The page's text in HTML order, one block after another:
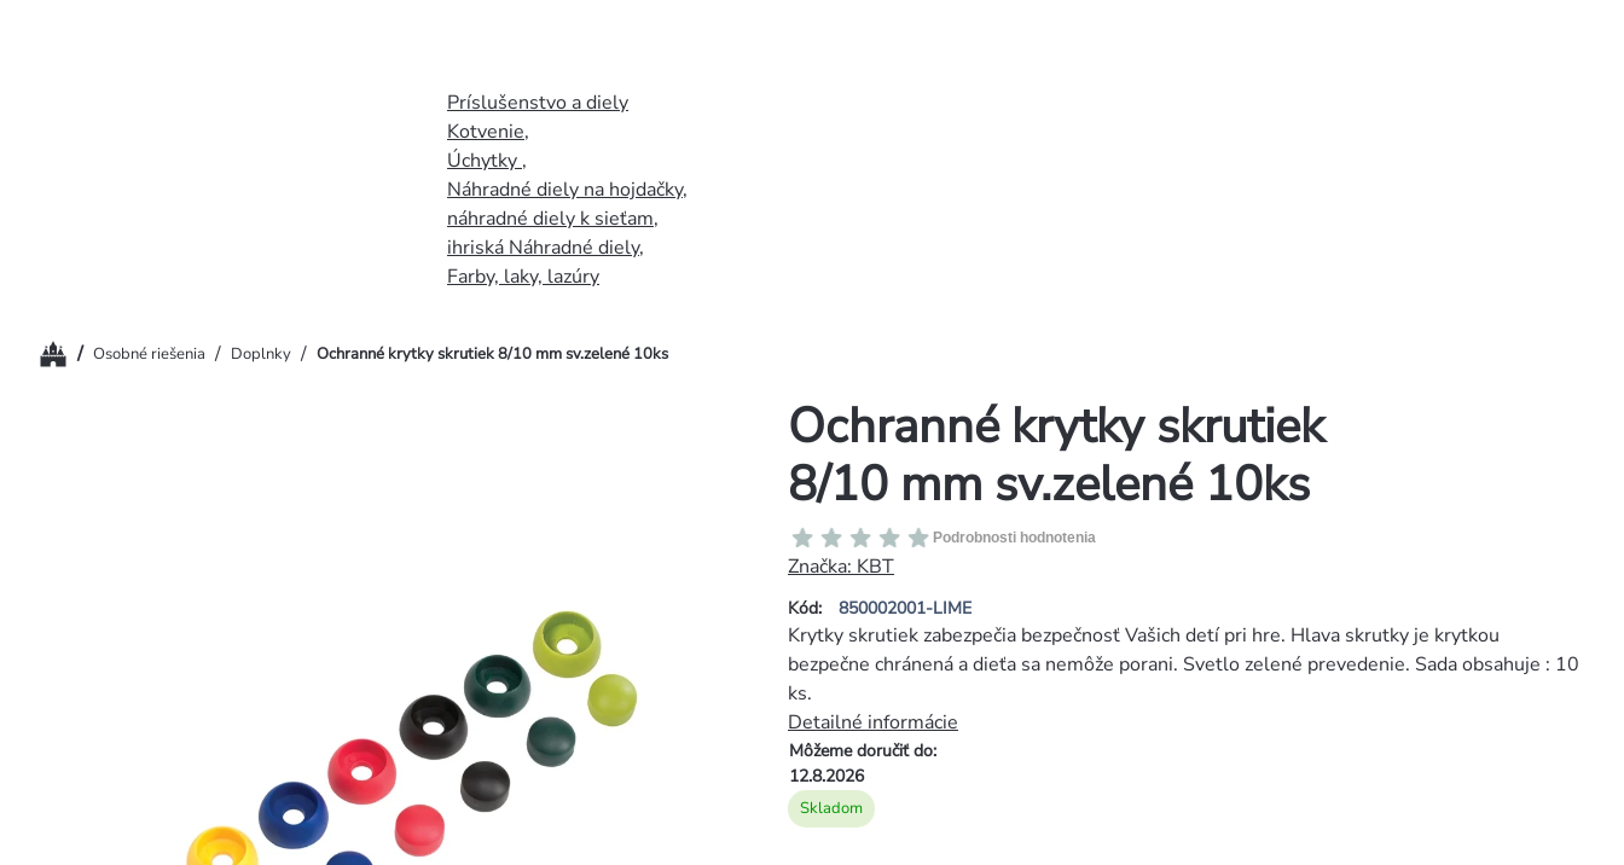
Príslušenstvo a diely
Kotvenie,
Úchytky ,
Náhradné diely na hojdačky,
náhradné diely k sieťam,
ihriská Náhradné diely,
Farby, laky, lazúry
Domov
/ Osobné riešenia / Doplnky / Ochranné krytky skrutiek 8/10 mm sv.zelené 10ks
Ochranné krytky skrutiek
8/10 mm sv.zelené 10ks
Kód: 850002001-LIME
Priemerné
hodnotenie
produktu
je
0,0
z
5
hviezdičiek.
Podrobnosti hodnotenia
Značka: KBT
Skladom
Môžeme doručiť do:
12.8.2026
Krytky skrutiek zabezpečia bezpečnosť Vašich detí pri hre. Hlava skrutky je krytkou
bezpečne chránená a dieťa sa nemôže porani. Svetlo zelené prevedenie. Sada obsahuje : 10
ks.
Detailné informácie